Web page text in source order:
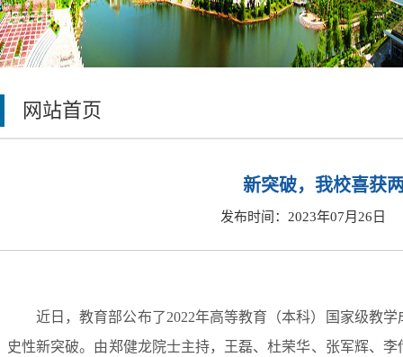
网站首页
新突破，我校喜获
发布时间：2023年07月26日
近日，教育部公布了2022年高等教育（本科）国家级教
史性新突破。由郑健龙院士主持，王磊、杜荣华、张军辉、